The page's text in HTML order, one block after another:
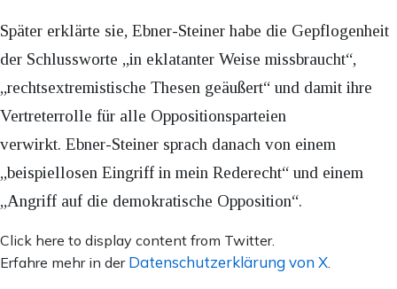
Später erklärte sie, Ebner-Steiner habe die Gepflogenheit
der Schlussworte „in eklatanter Weise missbraucht“,
„rechtsextremistische Thesen geäußert“ und damit ihre
Vertreterrolle für alle Oppositionsparteien
verwirkt. Ebner-Steiner sprach danach von einem
„beispiellosen Eingriff in mein Rederecht“ und einem
„Angriff auf die demokratische Opposition“.
Inhalt
von
Click here to display content from Twitter.
Erfahre mehr in der Datenschutzerklärung von X.